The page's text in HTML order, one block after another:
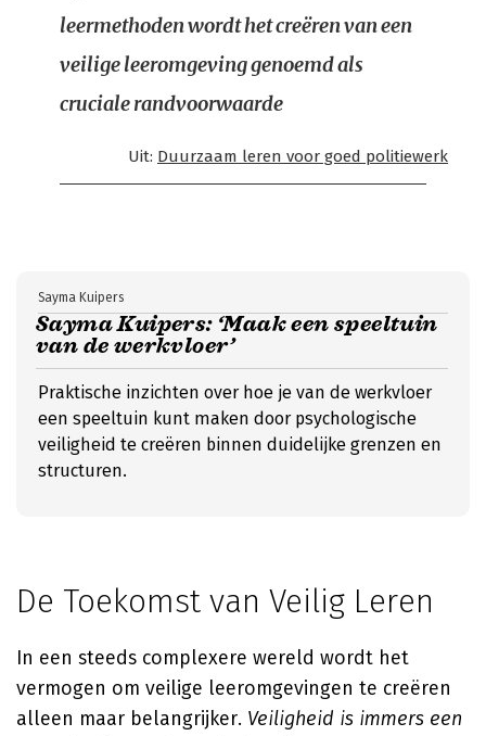
leermethoden wordt het creëren van een
veilige leeromgeving genoemd als
cruciale randvoorwaarde
Uit: Duurzaam leren voor goed politiewerk
Sayma Kuipers: ‘Maak een speeltuin
van de werkvloer’
Sayma Kuipers
Praktische inzichten over hoe je van de werkvloer
een speeltuin kunt maken door psychologische
veiligheid te creëren binnen duidelijke grenzen en
structuren.
De Toekomst van Veilig Leren
In een steeds complexere wereld wordt het
vermogen om veilige leeromgevingen te creëren
alleen maar belangrijker. Veiligheid is immers een